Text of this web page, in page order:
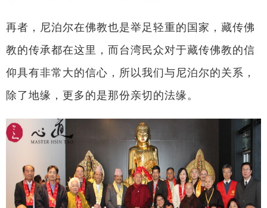
再者，尼泊尔在佛教也是举足轻重的国家，藏传佛
教的传承都在这里，而台湾民众对于藏传佛教的信
仰具有非常大的信心，所以我们与尼泊尔的关系，
除了地缘，更多的是那份亲切的法缘。